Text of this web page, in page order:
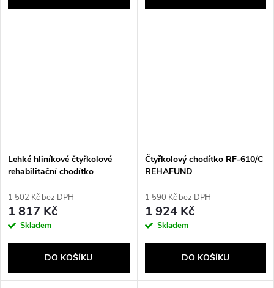
Lehké hliníkové čtyřkolové
rehabilitační chodítko
1 502 Kč bez DPH
1 817 Kč
Skladem
DO KOŠÍKU
Čtyřkolový chodítko RF-610/C
REHAFUND
1 590 Kč bez DPH
1 924 Kč
Skladem
DO KOŠÍKU